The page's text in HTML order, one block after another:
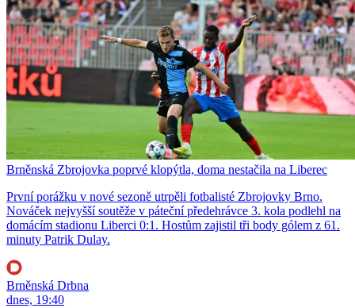
Brněnská Zbrojovka poprvé klopýtla, doma nestačila na Liberec
První porážku v nové sezoně utrpěli fotbalisté Zbrojovky Brno.
Nováček nejvyšší soutěže v páteční předehrávce 3. kola podlehl na
domácím stadionu Liberci 0:1. Hostům zajistil tři body gólem z 61.
minuty Patrik Dulay.
Brněnská Drbna
dnes, 19:40